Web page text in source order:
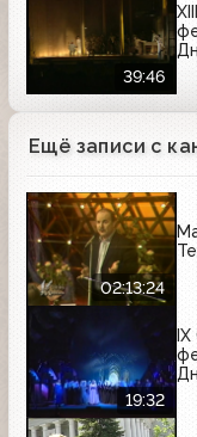
39:46
Ещё записи с
02:13:24
19:32